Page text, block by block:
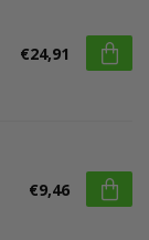
€24,91
€9,46